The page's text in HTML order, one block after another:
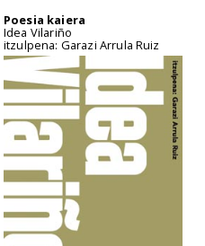
Poesia kaiera
Idea Vilariño
itzulpena: Garazi Arrula Ruiz